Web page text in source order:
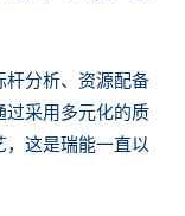
杆分析、资源配备
采用多元化的质
这是瑞能一直以